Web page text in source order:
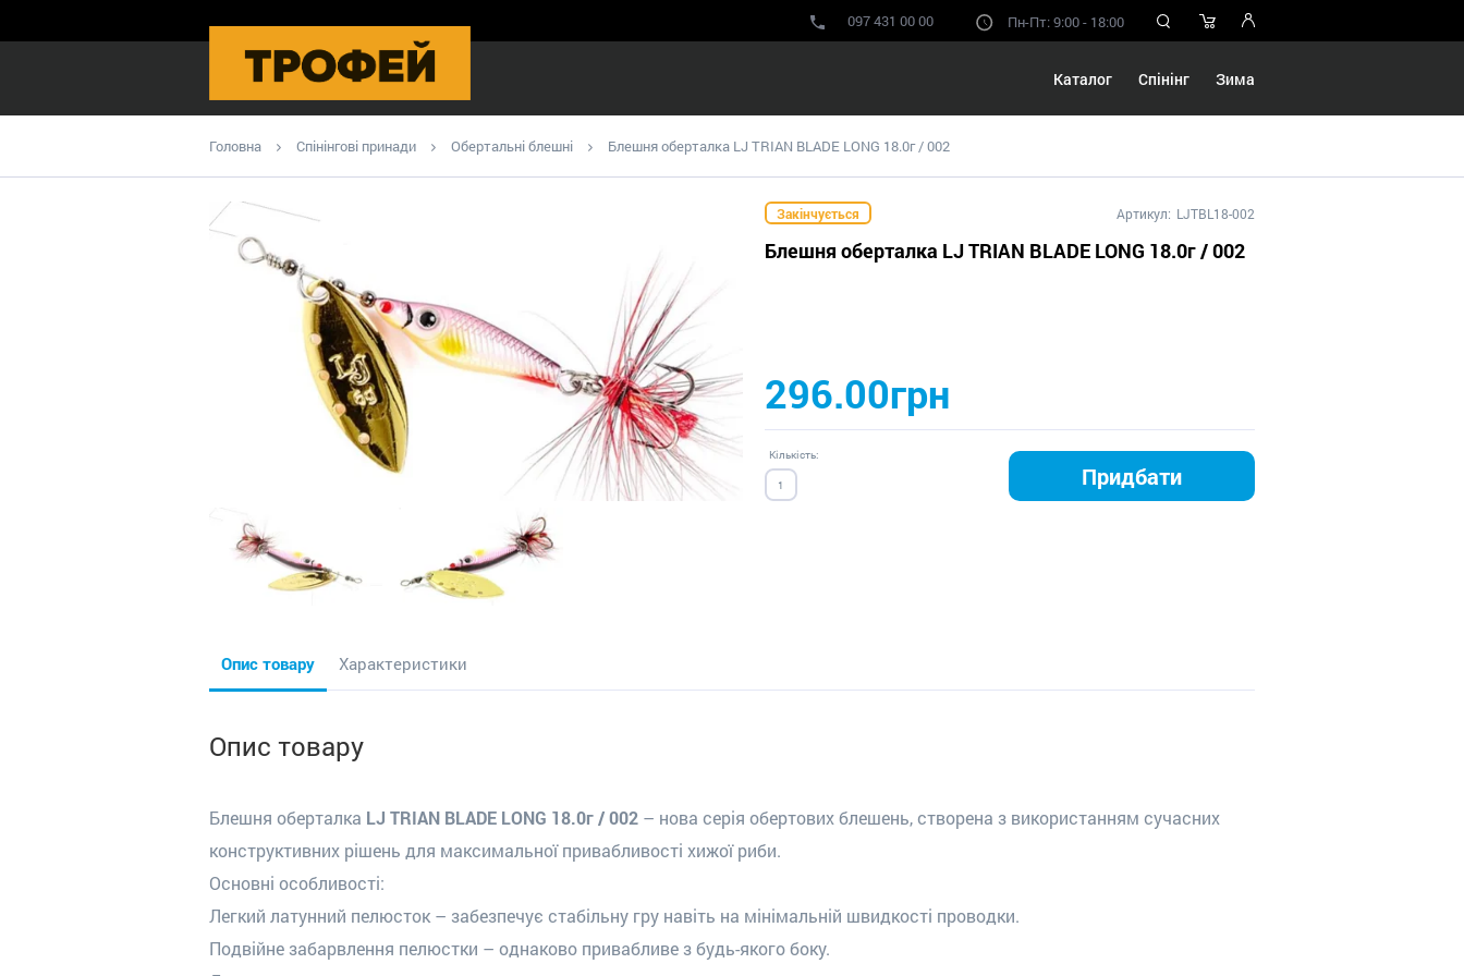
097 431 00 00 Пн-Пт: 9:00 - 18:00
Каталог Спінінг Зима
Головна Спінінгові принади Обертальні блешні Блешня оберталка LJ TRIAN BLADE LONG 18.0г / 002
Закінчується Артикул: LJTBL18-002
Блешня оберталка LJ TRIAN BLADE LONG 18.0г / 002
296.00грн
Кількість:
Придбати
Опис товару Характеристики
Опис товару
Блешня оберталка LJ TRIAN BLADE LONG 18.0г / 002 – нова серія обертових блешень, створена з використанням сучасних
конструктивних рішень для максимальної привабливості хижої риби.
Основні особливості:
Легкий латунний пелюсток – забезпечує стабільну гру навіть на мінімальній швидкості проводки.
Подвійне забарвлення пелюстки – однаково привабливе з будь-якого боку.